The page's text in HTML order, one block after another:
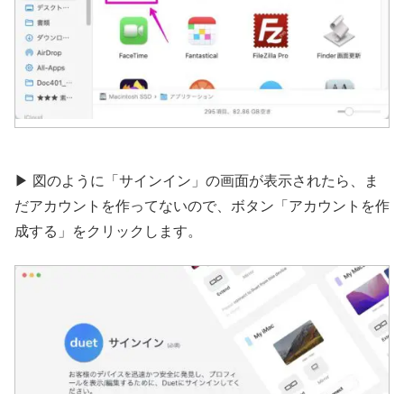
▶︎ 図のように「サインイン」の画面が表示されたら、ま
だアカウントを作ってないので、ボタン「アカウントを作
成する」をクリックします。